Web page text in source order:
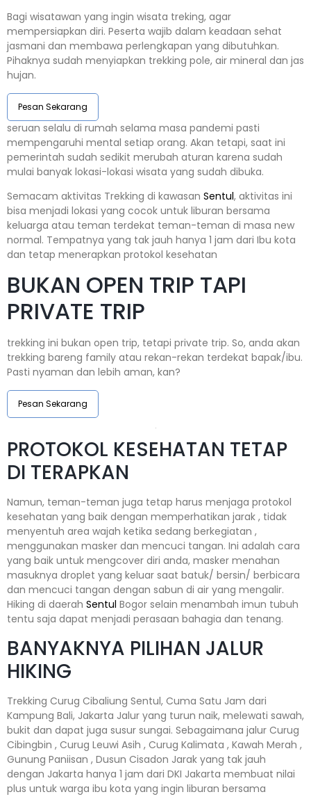
Bagi wisatawan yang ingin wisata treking, agar
mempersiapkan diri. Peserta wajib dalam keadaan sehat
jasmani dan membawa perlengkapan yang dibutuhkan.
Pihaknya sudah menyiapkan trekking pole, air mineral dan jas
hujan.
Pesan Sekarang
seruan selalu di rumah selama masa pandemi pasti
mempengaruhi mental setiap orang. Akan tetapi, saat ini
pemerintah sudah sedikit merubah aturan karena sudah
mulai banyak lokasi-lokasi wisata yang sudah dibuka.
Semacam aktivitas Trekking di kawasan Sentul, aktivitas ini
bisa menjadi lokasi yang cocok untuk liburan bersama
keluarga atau teman terdekat teman-teman di masa new
normal. Tempatnya yang tak jauh hanya 1 jam dari Ibu kota
dan tetap menerapkan protokol kesehatan
BUKAN OPEN TRIP TAPI
PRIVATE TRIP
trekking ini bukan open trip, tetapi private trip. So, anda akan
trekking bareng family atau rekan-rekan terdekat bapak/ibu.
Pasti nyaman dan lebih aman, kan?
Pesan Sekarang
PROTOKOL KESEHATAN TETAP
DI TERAPKAN
Namun, teman-teman juga tetap harus menjaga protokol
kesehatan yang baik dengan memperhatikan jarak , tidak
menyentuh area wajah ketika sedang berkegiatan ,
menggunakan masker dan mencuci tangan. Ini adalah cara
yang baik untuk mengcover diri anda, masker menahan
masuknya droplet yang keluar saat batuk/ bersin/ berbicara
dan mencuci tangan dengan sabun di air yang mengalir.
Hiking di daerah Sentul Bogor selain menambah imun tubuh
tentu saja dapat menjadi perasaan bahagia dan tenang.
BANYAKNYA PILIHAN JALUR
HIKING
Trekking Curug Cibaliung Sentul, Cuma Satu Jam dari
Kampung Bali, Jakarta Jalur yang turun naik, melewati sawah,
bukit dan dapat juga susur sungai. Sebagaimana jalur Curug
Cibingbin , Curug Leuwi Asih , Curug Kalimata , Kawah Merah ,
Gunung Paniisan , Dusun Cisadon Jarak yang tak jauh
dengan Jakarta hanya 1 jam dari DKI Jakarta membuat nilai
plus untuk warga ibu kota yang ingin liburan bersama